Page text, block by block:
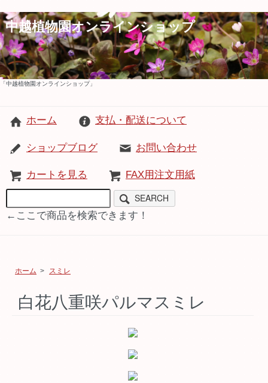
中越植物園オンラインショップ
「中越植物園オンラインショップ」
ホーム 支払・配送について
ショップブログ お問い合わせ
カートを見る FAX用注文用紙
SEARCH
←ここで商品を検索できます！
ホーム > スミレ
白花八重咲パルマスミレ